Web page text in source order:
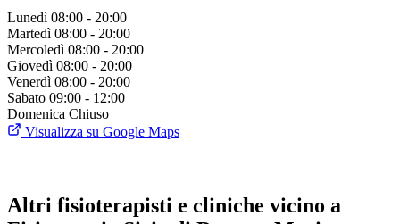
Lunedì 08:00 - 20:00
Martedì 08:00 - 20:00
Mercoledì 08:00 - 20:00
Giovedì 08:00 - 20:00
Venerdì 08:00 - 20:00
Sabato 09:00 - 12:00
Domenica Chiuso
Visualizza su Google Maps
Altri fisioterapisti e cliniche vicino a